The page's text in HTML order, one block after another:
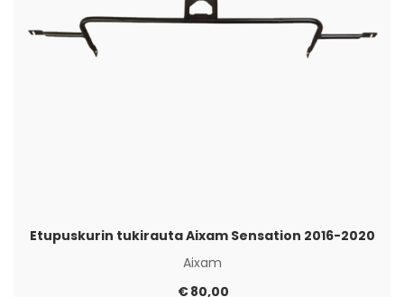
Etupuskurin tukirauta Aixam Sensation 2016-2020
Aixam
€80,00